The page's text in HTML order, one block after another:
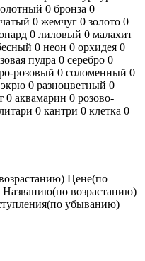
0 бронза 0
0 жемчуг 0 золото 0
0 лиловый 0 малахит
0 неон 0 орхидея 0
пудра 0 серебро 0
розовый 0 соломенный 0
экрю 0 разноцветный 0
0 аквамарин 0 розово-
0 кантри 0 клетка 0
Цене(по
Названию(по возрастанию)
убыванию)